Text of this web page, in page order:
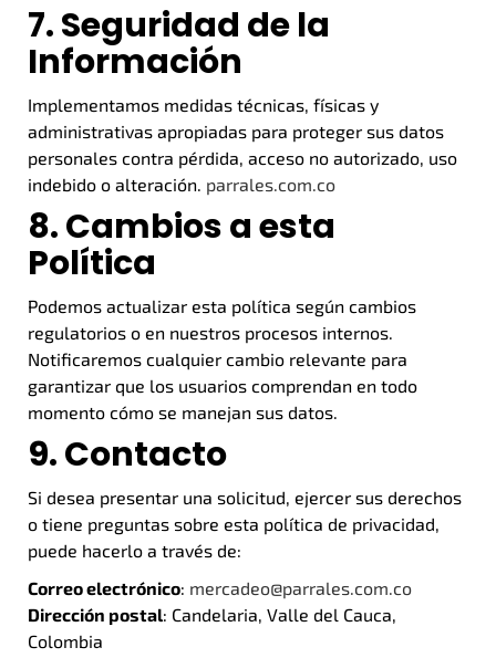
7. Seguridad de la
Información
Implementamos medidas técnicas, físicas y
administrativas apropiadas para proteger sus datos
personales contra pérdida, acceso no autorizado, uso
indebido o alteración. parrales.com.co
8. Cambios a esta
Política
Podemos actualizar esta política según cambios
regulatorios o en nuestros procesos internos.
Notificaremos cualquier cambio relevante para
garantizar que los usuarios comprendan en todo
momento cómo se manejan sus datos.
9. Contacto
Si desea presentar una solicitud, ejercer sus derechos
o tiene preguntas sobre esta política de privacidad,
puede hacerlo a través de:
Correo electrónico: mercadeo@parrales.com.co
Dirección postal: Candelaria, Valle del Cauca,
Colombia